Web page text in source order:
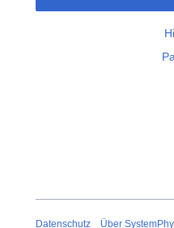
Datenschutz Über